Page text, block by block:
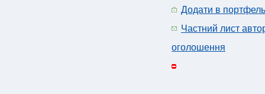
Додати в портфель
Частний лист
оголошення